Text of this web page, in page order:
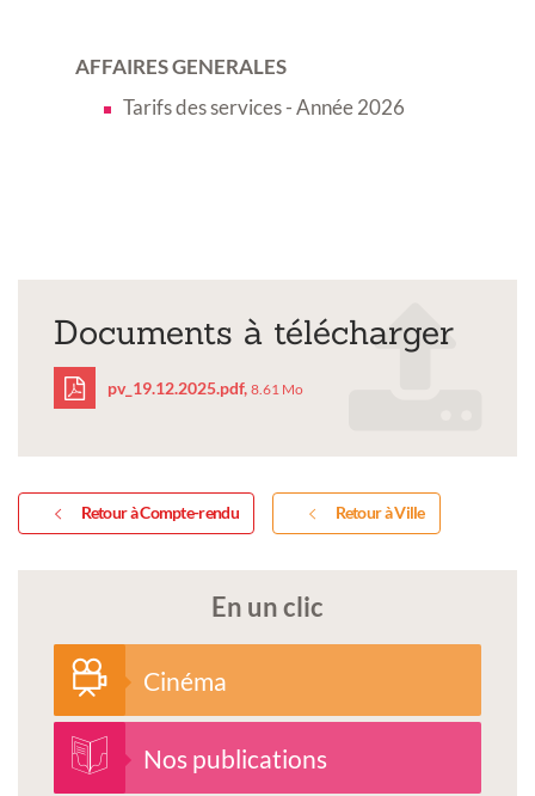
AFFAIRES GENERALES
Tarifs des services - Année 2026
Documents à télécharger
pv_19.12.2025.pdf
pv_19.12.2025.pdf, 8.61 Mo
Retour à Compte-rendu Retour à Ville
En un clic
Cinéma
Nos publications